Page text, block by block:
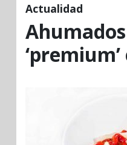
Actualidad